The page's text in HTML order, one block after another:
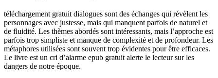
téléchargement gratuit dialogues sont des échanges qui révèlent les
personnages avec justesse, mais qui manquent parfois de naturel et
de fluidité. Les thèmes abordés sont intéressants, mais l’approche est
parfois trop simpliste et manque de complexité et de profondeur. Les
métaphores utilisées sont souvent trop évidentes pour être efficaces.
Le livre est un cri d’alarme epub gratuit alerte le lecteur sur les
dangers de notre époque.